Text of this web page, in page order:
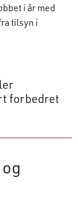
i år med
tilsyn i
forbedret